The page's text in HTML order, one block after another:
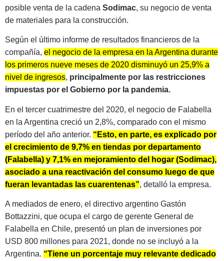
posible venta de la cadena Sodimac, su negocio de venta
de materiales para la construcción.
Según el último informe de resultados financieros de la
compañía, el negocio de la empresa en la Argentina durante
los primeros nueve meses de 2020 disminuyó un 25,9% a
nivel de ingresos, principalmente por las restricciones
impuestas por el Gobierno por la pandemia.
En el tercer cuatrimestre del 2020, el negocio de Falabella
en la Argentina creció un 2,8%, comparado con el mismo
período del año anterior. “Esto, en parte, es explicado por
el crecimiento de 9,7% en tiendas por departamento
(Falabella) y 7,1% en mejoramiento del hogar (Sodimac),
asociado a una reactivación del consumo luego de que
fueran levantadas las cuarentenas”, detalló la empresa.
A mediados de enero, el directivo argentino Gastón
Bottazzini, que ocupa el cargo de gerente General de
Falabella en Chile, presentó un plan de inversiones por
USD 800 millones para 2021, donde no se incluyó a la
Argentina. “Tiene un porcentaje muy relevante dedicado